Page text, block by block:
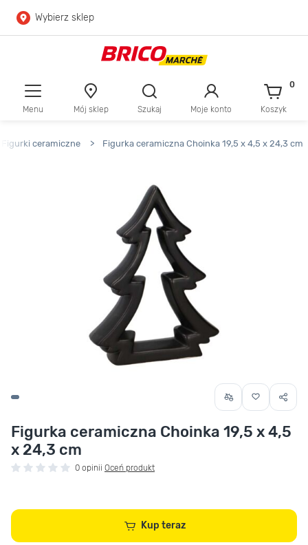
Przejdź do głównej zawartości
Wybierz sklep
Menu Mój sklep Szukaj Moje konto Koszyk
0
Figurki ceramiczne > Figurka ceramiczna Choinka 19,5 x 4,5 x 24,3 cm
Figurka ceramiczna Choinka 19,5 x 4,5
x 24,3 cm
0 opinii Oceń produkt
Kup teraz